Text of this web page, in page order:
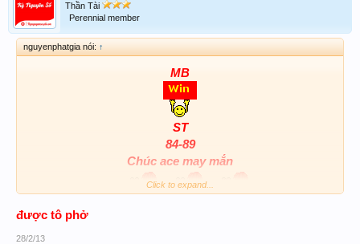
Thần Tài
Perennial member
nguyenphatgia nói: ↑
MB
ST
84-89
Chúc ace may mắn
Click to expand...
được tô phở
28/2/13